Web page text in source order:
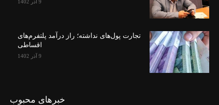
9 آذر 1402
تجارت پول‌های نداشته؛ راز درآمد پلتفرم‌های
اقساطی
9 آذر 1402
خبرهای محبوب